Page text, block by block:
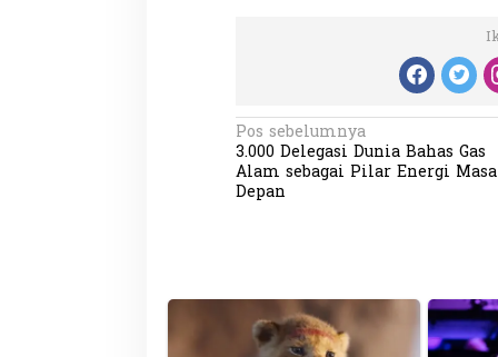
N
a
v
a
Pos sebelumnya
3.000 Delegasi Dunia Bahas Gas
Alam sebagai Pilar Energi Masa
Depan
Partisipasi
Pelayanan
Diadakan di
Di GLOBAL, VIDEO |